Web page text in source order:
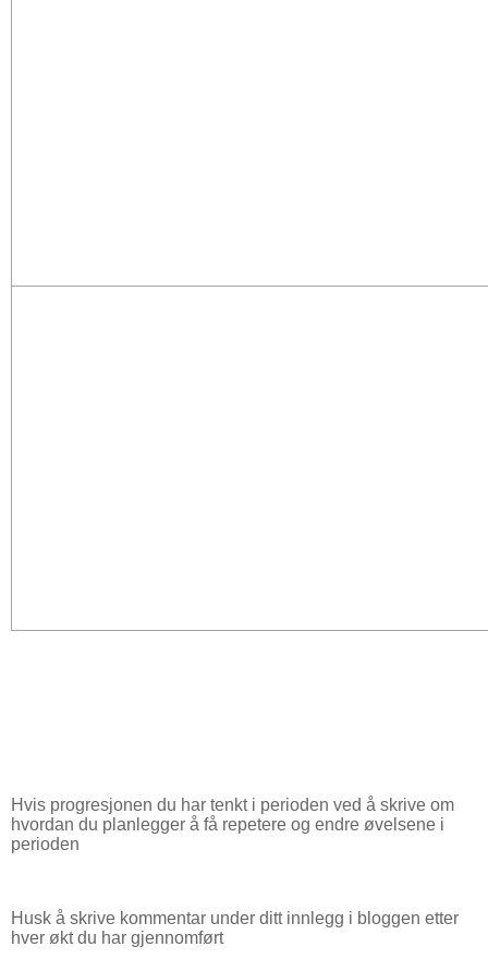
Hvis progresjonen du har tenkt i perioden ved å skrive om
hvordan du planlegger å få repetere og endre øvelsene i
perioden
Husk å skrive kommentar under ditt innlegg i bloggen etter
hver økt du har gjennomført